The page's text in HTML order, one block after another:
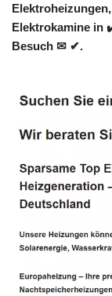
Elektrokamine in
Besuch ✉ ✔.